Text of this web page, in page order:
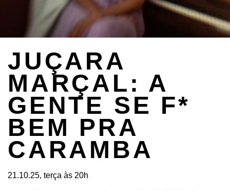
JUÇARA
MARÇAL: A
GENTE SE F*
BEM PRA
CARAMBA
21.10.25, terça às 20h